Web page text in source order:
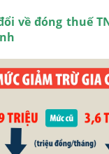
về đóng thuế